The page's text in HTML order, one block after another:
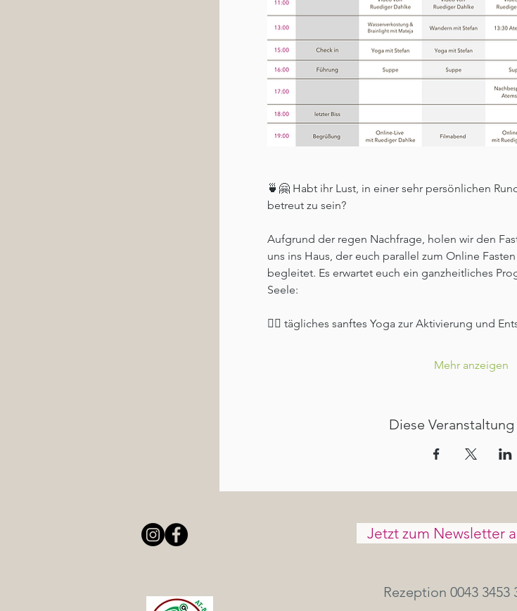
🍵🤗 Habt ihr Lust, in einer sehr persönlichen
betreut zu sein? ⁠
Aufgrund der regen Nachfrage, holen wir den
uns ins Haus, der euch parallel zum Online
begleitet. Es erwartet euch ein ganzheitliches
Seele:⁠
🧘‍♀️ tägliches sanftes Yoga zur Aktivierung und
Mehr anzeigen
Diese
Jetzt zum Newsletter
Rezeption 0043 3453